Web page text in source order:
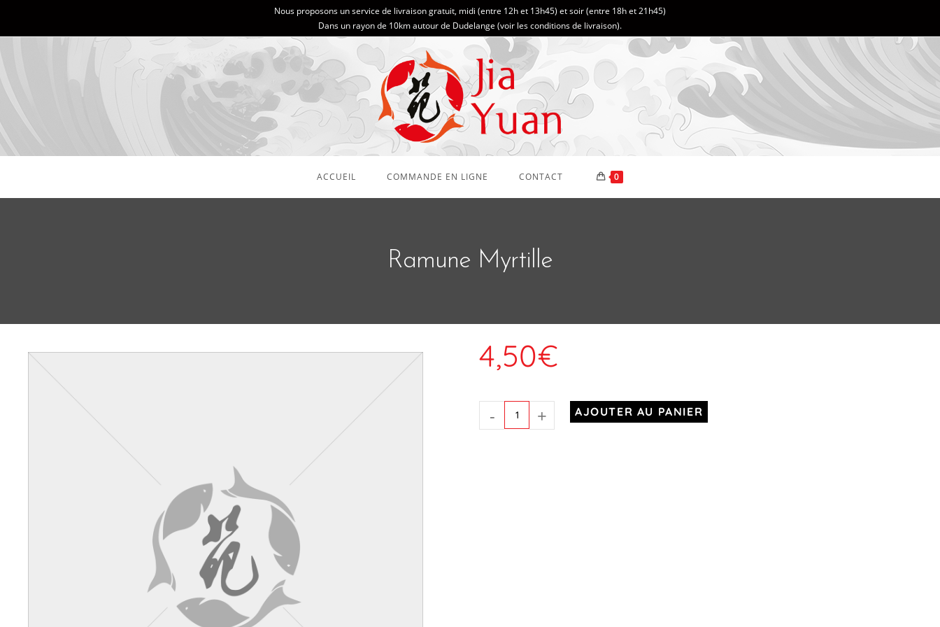
Nous proposons un service de livraison gratuit, midi (entre 12h et 13h45) et soir (entre 18h et 21h45)
Dans un rayon de 10km autour de Dudelange (voir les conditions de livraison).
ACCUEIL COMMANDE EN LIGNE CONTACT 0
Ramune Myrtille
4,50€
- + AJOUTER AU PANIER